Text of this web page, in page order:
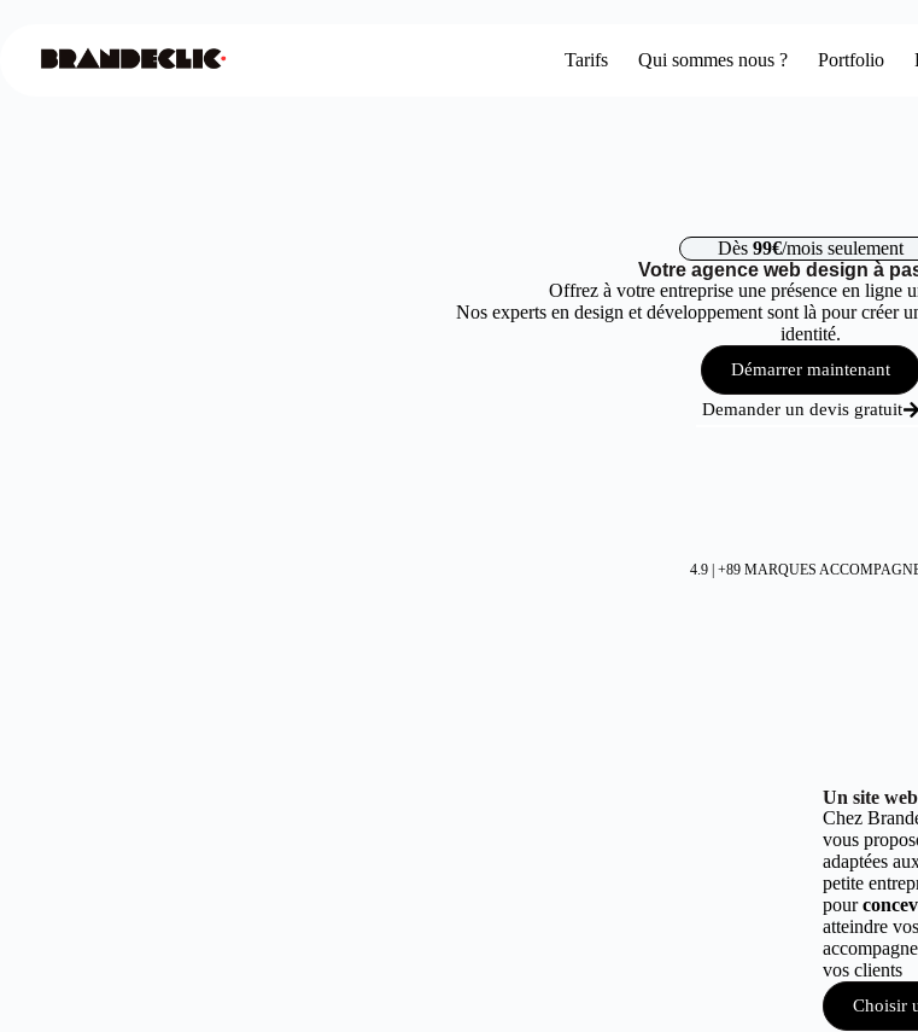
Tarifs Qui sommes nous ? Portfolio
Dès 99€/mois seulement
Votre agence web design à
Offrez à votre entreprise une présence en ligne
Nos experts en design et développement sont là pour créer
identité.
Démarrer maintenant
Demander un devis gratuit
4.9 | +89 MARQUES
Un site
Chez
vous
adaptées
petite
pour
atteindre
vos clients
Choisir